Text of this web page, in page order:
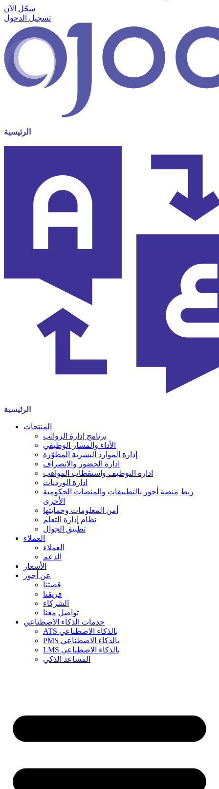
سجّل الآن
تسجيل الدخول
الرئيسية
الرئيسية
المنتجات
برنامج إدارة الرواتب
الأداء والمسار الوظيفي
إدارة الموارد البشرية المطوّرة
ادارة الحضور والانصراف
ادارة التوظيف واستقطاب المواهب
ادارة الورديات
ربط منصة أجور بالتطبيقات والمنصات الحكومية
الأخرى
أمن المعلومات وحمايتها
نظام إدارة التعلم
تطبيق الجوال
العملاء
العملاء
الدعم
الأسعار
عن أجور
قصتنا
فريقنا
الشركاء
تواصل معنا
خدمات الذكاء الاصطناعي
ATS بالذكاء الاصطناعي
PMS بالذكاء الاصطناعي
LMS بالذكاء الاصطناعي
المساعد الذكي